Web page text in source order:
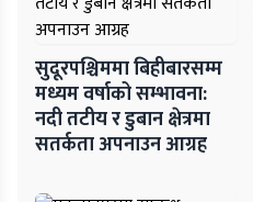
सुदूरपश्चिममा बिहीबारसम्म
मध्यम वर्षाको सम्भावना:
नदी तटीय र डुबान क्षेत्रमा
सतर्कता अपनाउन आग्रह